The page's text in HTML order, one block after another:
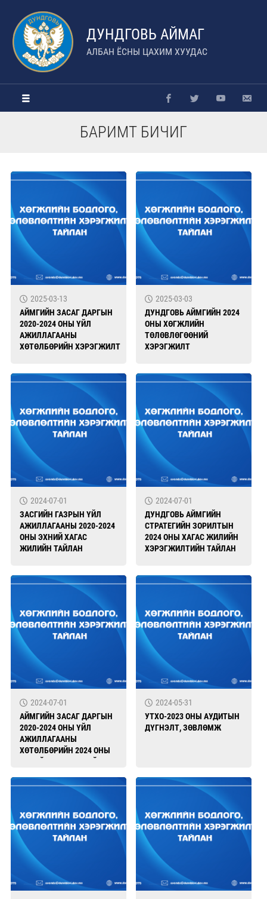
ДУНДГОВЬ АЙМАГ
АЛБАН ЁСНЫ ЦАХИМ ХУУДАС
БАРИМТ БИЧИГ
2025-03-13
АЙМГИЙН ЗАСАГ ДАРГЫН
2020-2024 ОНЫ ҮЙЛ
АЖИЛЛАГААНЫ
ХӨТӨЛБӨРИЙН ХЭРЭГЖИЛТ
2025-03-03
ДУНДГОВЬ АЙМГИЙН 2024
ОНЫ ХӨГЖЛИЙН
ТӨЛӨВЛӨГӨӨНИЙ
ХЭРЭГЖИЛТ
2024-07-01
ЗАСГИЙН ГАЗРЫН ҮЙЛ
АЖИЛЛАГААНЫ 2020-2024
ОНЫ ЭХНИЙ ХАГАС
ЖИЛИЙН ТАЙЛАН
2024-07-01
ДУНДГОВЬ АЙМГИЙН
СТРАТЕГИЙН ЗОРИЛТЫН
2024 ОНЫ ХАГАС ЖИЛИЙН
ХЭРЭГЖИЛТИЙН ТАЙЛАН
2024-07-01
АЙМГИЙН ЗАСАГ ДАРГЫН
2020-2024 ОНЫ ҮЙЛ
АЖИЛЛАГААНЫ
ХӨТӨЛБӨРИЙН 2024 ОНЫ
2024-05-31
УТХО-2023 ОНЫ АУДИТЫН
ДҮГНЭЛТ, ЗӨВЛӨМЖ